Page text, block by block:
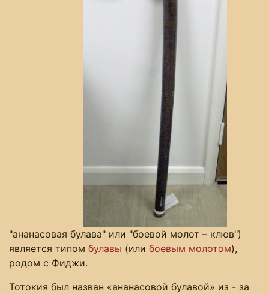
"ананасовая булава" или "боевой молот – клюв")
является типом булавы (или боевым молотом),
родом с Фиджи.
Тотокия был назван «ананасовой булавой» из - за